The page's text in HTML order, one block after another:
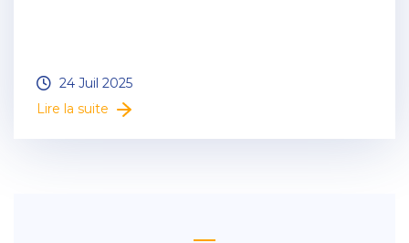
24 Juil 2025
Lire la suite